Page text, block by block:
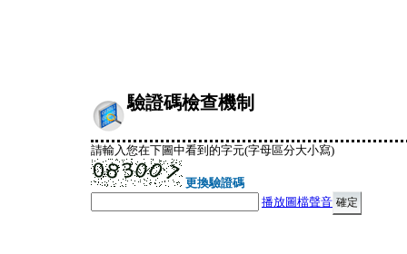
驗證碼檢查機制
請輸入您在下圖中看到的字元(字母區分大小寫)
更換驗證碼
播放圖檔聲音